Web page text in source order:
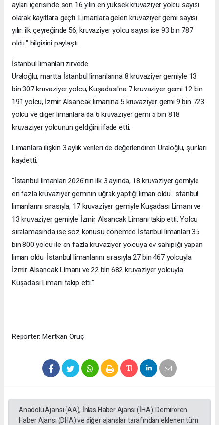
ayları içerisinde son 16 yılın en yüksek kruvaziyer yolcu sayısı
olarak kayıtlara geçti. Limanlara gelen kruvaziyer gemi sayısı
yılın ilk çeyreğinde 56, kruvaziyer yolcu sayısı ise 93 bin 787
oldu." bilgisini paylaştı.
İstanbul limanları zirvede
Uraloğlu, martta İstanbul limanlarına 8 kruvaziyer gemiyle 13
bin 307 kruvaziyer yolcu, Kuşadası'na 7 kruvaziyer gemi 12 bin
191 yolcu, İzmir Alsancak limanına 5 kruvaziyer gemi 9 bin 723
yolcu ve diğer limanlara da 6 kruvaziyer gemi 5 bin 818
kruvaziyer yolcunun geldiğini ifade etti.
Limanlara ilişkin 3 aylık verileri de değerlendiren Uraloğlu, şunları
kaydetti:
"İstanbul limanları 2026'nın ilk 3 ayında, 18 kruvaziyer gemiyle
en fazla kruvaziyer geminin uğrak yaptığı liman oldu. İstanbul
limanlarını sırasıyla, 17 kruvaziyer gemiyle Kuşadası Limanı ve
13 kruvaziyer gemiyle İzmir Alsancak Limanı takip etti. Yolcu
sıralamasında ise söz konusu dönemde İstanbul limanları 35
bin 800 yolcu ile en fazla kruvaziyer yolcuya ev sahipliği yapan
liman oldu. İstanbul limanlarını sırasıyla 27 bin 467 yolcuyla
İzmir Alsancak Limanı ve 22 bin 682 kruvaziyer yolcuyla
Kuşadası Limanı takip etti."
Reporter: Mertkan Oruç
Anadolu Ajansı (AA), İhlas Haber Ajansı (İHA), Demirören
Haber Ajansı (DHA) ve diğer ajanslar tarafından eklenen tüm